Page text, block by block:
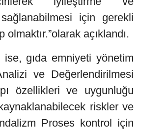
sağlanabilmesi için gerekli
olmaktır.”olarak açıklandı.
gıda emniyeti yönetim
ve Değerlendirilmesi
özellikleri ve uygunluğu
riskler ve
Proses kontrol için